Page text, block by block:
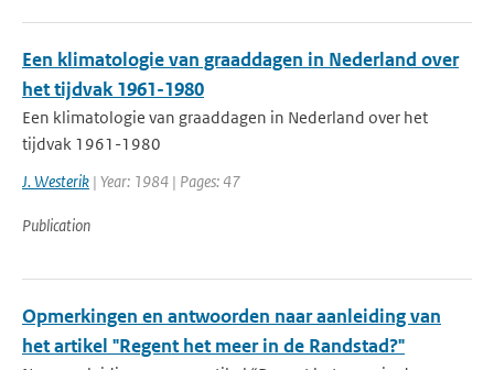
Een klimatologie van graaddagen in Nederland over
het tijdvak 1961-1980
Een klimatologie van graaddagen in Nederland over het
tijdvak 1961-1980
J. Westerik | Year: 1984 | Pages: 47
Publication
Opmerkingen en antwoorden naar aanleiding van
het artikel "Regent het meer in de Randstad?"